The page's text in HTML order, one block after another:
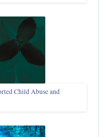
Child Abuse and